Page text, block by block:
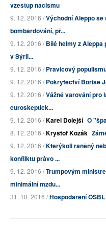
vzestup nacismu
9. 12. 2016 /Východní Aleppo
bombardování, př...
9. 12. 2016 /Bílé helmy z
v Sýrii...
9. 12. 2016 /Pravicový
9. 12. 2016 /Pokrytectví Borise
9. 12. 2016 /Vážné varování pro
euroskeptick...
9. 12. 2016 /Karel Dolejší O
8. 12. 2016 /Kryštof Kozák
9. 12. 2016 /Kterýkoli raněný
konfliktu právo ...
9. 12. 2016 /Trumpovým
minimální mzdu...
31. 10. 2016 /Hospodaření